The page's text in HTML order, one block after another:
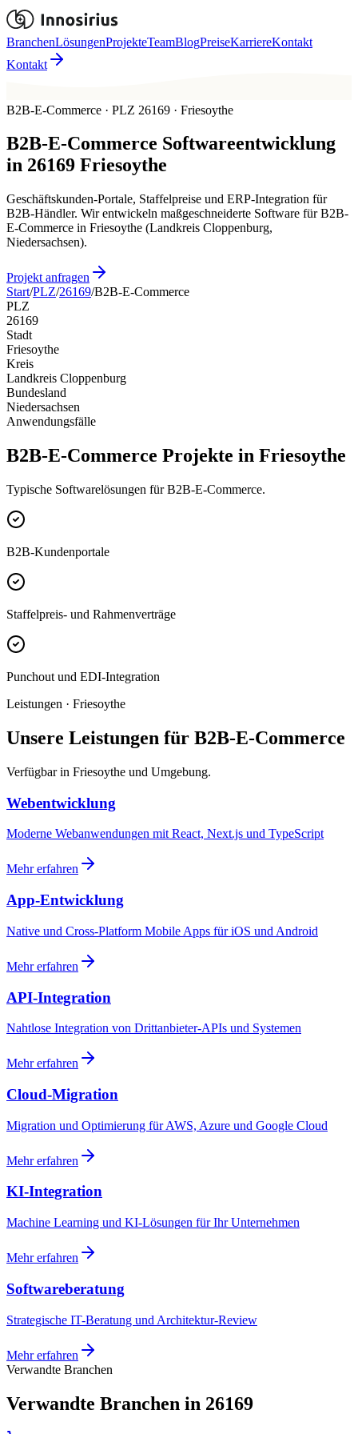
BranchenLösungenProjekteTeamBlogPreiseKarriereKontakt
Kontakt
B2B-E-Commerce · PLZ 26169 · Friesoythe
B2B-E-Commerce Softwareentwicklung
in 26169 Friesoythe
Geschäftskunden-Portale, Staffelpreise und ERP-Integration für
B2B-Händler. Wir entwickeln maßgeschneiderte Software für B2B-
E-Commerce in Friesoythe (Landkreis Cloppenburg,
Niedersachsen).
Projekt anfragen
Start/PLZ/26169/B2B-E-Commerce
PLZ
26169
Stadt
Friesoythe
Kreis
Landkreis Cloppenburg
Bundesland
Niedersachsen
Anwendungsfälle
B2B-E-Commerce Projekte in Friesoythe
Typische Softwarelösungen für B2B-E-Commerce.
B2B-Kundenportale
Staffelpreis- und Rahmenverträge
Punchout und EDI-Integration
Leistungen · Friesoythe
Unsere Leistungen für B2B-E-Commerce
Verfügbar in Friesoythe und Umgebung.
Webentwicklung
Moderne Webanwendungen mit React, Next.js und TypeScript
Mehr erfahren
App-Entwicklung
Native und Cross-Platform Mobile Apps für iOS und Android
Mehr erfahren
API-Integration
Nahtlose Integration von Drittanbieter-APIs und Systemen
Mehr erfahren
Cloud-Migration
Migration und Optimierung für AWS, Azure und Google Cloud
Mehr erfahren
KI-Integration
Machine Learning und KI-Lösungen für Ihr Unternehmen
Mehr erfahren
Softwareberatung
Strategische IT-Beratung und Architektur-Review
Mehr erfahren
Verwandte Branchen
Verwandte Branchen in 26169